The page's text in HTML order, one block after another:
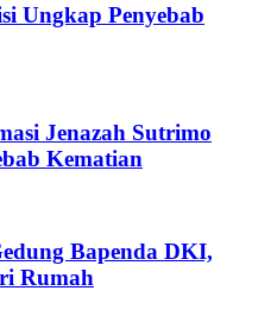
Ungkap Penyebab
Jenazah Sutrimo
Kematian
Bapenda DKI,
Rumah